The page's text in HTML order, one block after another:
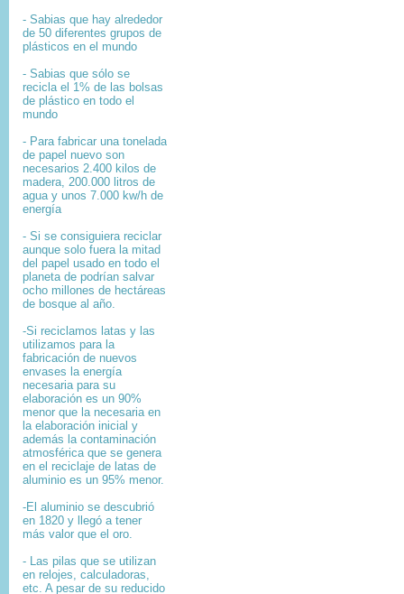
- Sabias que hay alrededor
de 50 diferentes grupos de
plásticos en el mundo
- Sabias que sólo se
recicla el 1% de las bolsas
de plástico en todo el
mundo
- Para fabricar una tonelada
de papel nuevo son
necesarios 2.400 kilos de
madera, 200.000 litros de
agua y unos 7.000 kw/h de
energía
- Si se consiguiera reciclar
aunque solo fuera la mitad
del papel usado en todo el
planeta de podrían salvar
ocho millones de hectáreas
de bosque al año.
-Si reciclamos latas y las
utilizamos para la
fabricación de nuevos
envases la energía
necesaria para su
elaboración es un 90%
menor que la necesaria en
la elaboración inicial y
además la contaminación
atmosférica que se genera
en el reciclaje de latas de
aluminio es un 95% menor.
-El aluminio se descubrió
en 1820 y llegó a tener
más valor que el oro.
- Las pilas que se utilizan
en relojes, calculadoras,
etc. A pesar de su reducido